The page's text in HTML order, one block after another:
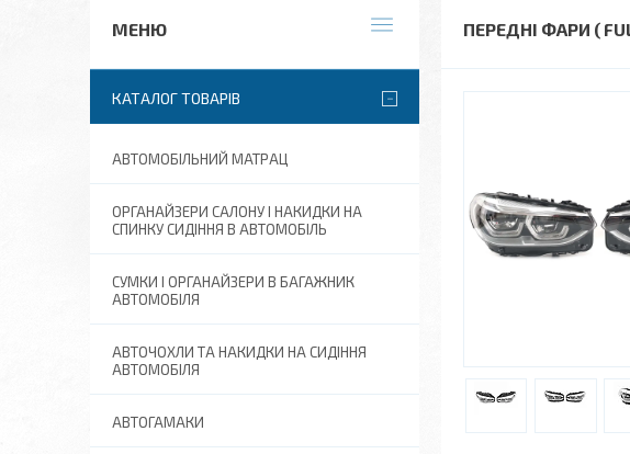
ПЕРЕДНІ ФАРИ (
КАТАЛОГ ТОВАРІВ
АВТОМОБІЛЬНИЙ МАТРАЦ
ОРГАНАЙЗЕРИ САЛОНУ І НАКИДКИ НА
СПИНКУ СИДІННЯ В АВТОМОБІЛЬ
СУМКИ І ОРГАНАЙЗЕРИ В БАГАЖНИК
АВТОМОБІЛЯ
АВТОЧОХЛИ ТА НАКИДКИ НА СИДІННЯ
АВТОМОБІЛЯ
АВТОГАМАКИ